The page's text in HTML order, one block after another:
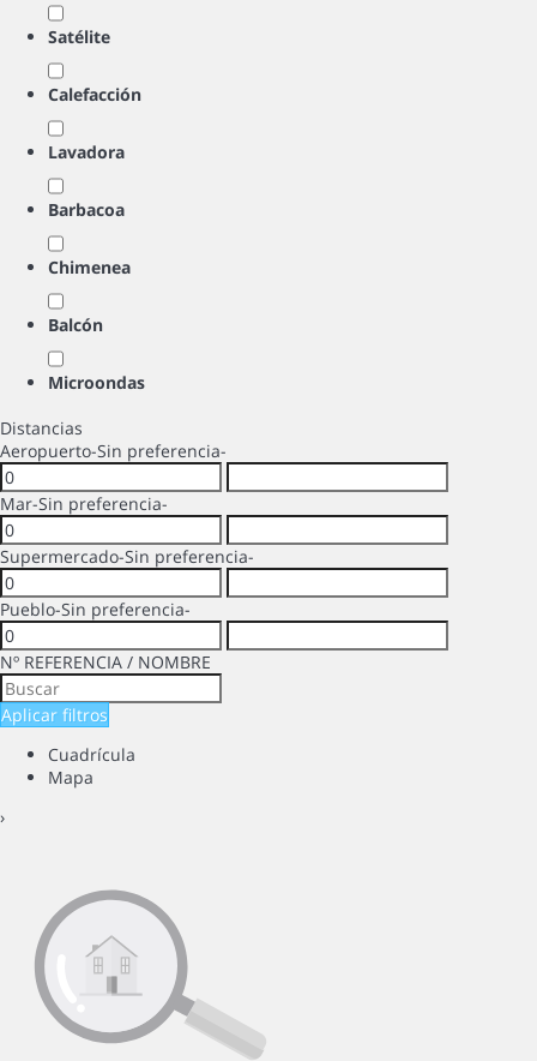
Satélite
Calefacción
Lavadora
Barbacoa
Chimenea
Balcón
Microondas
Distancias
Aeropuerto-Sin preferencia-
Mar-Sin preferencia-
Supermercado-Sin preferencia-
Pueblo-Sin preferencia-
Nº REFERENCIA / NOMBRE
Aplicar filtros
Cuadrícula
Mapa
›